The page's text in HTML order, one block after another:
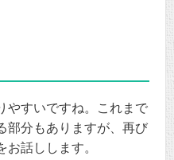
やすいですね。これまで
部分もありますが、再び
話しします。